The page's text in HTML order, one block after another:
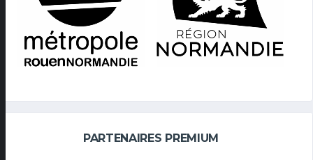
PARTENAIRES PREMIUM